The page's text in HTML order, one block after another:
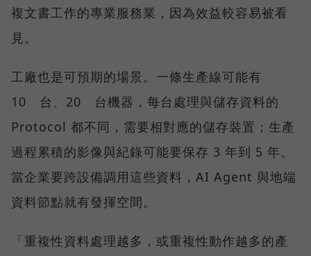
複文書工作的專業服務業，因為效益較容易被看
見。
工廠也是可預期的場景。一條生產線可能有
10 台、20 台機器，每台處理與儲存資料的
Protocol 都不同，需要相對應的儲存裝置；生產
過程累積的影像與紀錄可能要保存 3 年到 5 年。
當企業要跨設備調用這些資料，AI Agent 與地端
資料節點就有發揮空間。
「重複性資料處理越多，或重複性動作越多的產